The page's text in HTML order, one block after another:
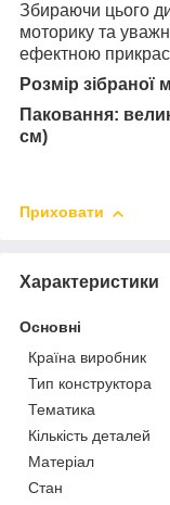
Збираючи цього
моторику та
ефектною
Розмір зібраної
Паковання:
см)
Приховати
Характеристики
Основні
Країна виробник
Тип конструктора
Тематика
Кількість деталей
Матеріал
Стан